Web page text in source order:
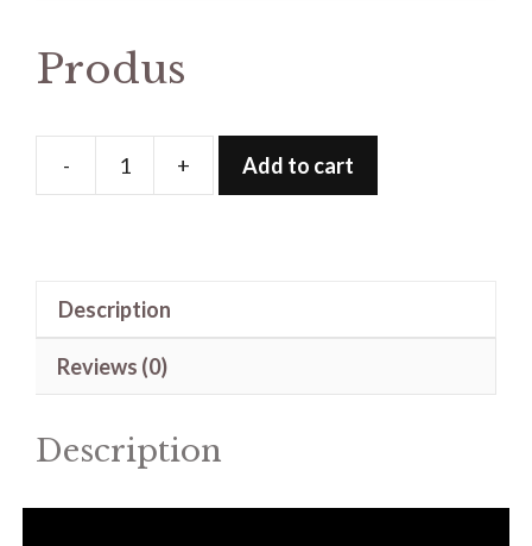
Produs
-
Produs
+ Add to cart
Description
Reviews (0)
Description